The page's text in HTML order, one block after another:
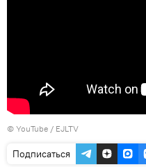
© YouTube / EJLTV
Подписаться